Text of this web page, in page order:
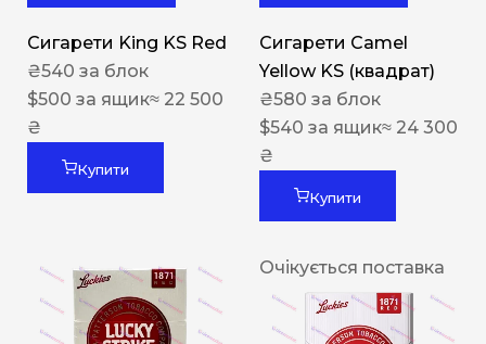
Сигарети King KS Red
₴540 за блок
$500 за ящик≈ 22 500
₴
Купити
Сигарети Camel
Yellow KS (квадрат)
₴580 за блок
$540 за ящик≈ 24 300
₴
Купити
Очікується поставка